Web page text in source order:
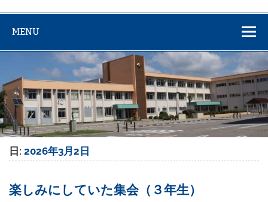
MENU
日:2026年3月2日
楽しみにしていた集会（３年生）